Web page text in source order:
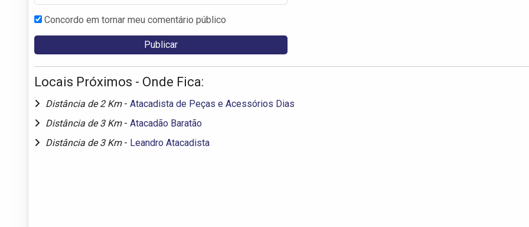
Concordo em tornar meu comentário público
Locais Próximos - Onde Fica:
Distância de 2 Km - Atacadista de Peças e Acessórios Dias
Distância de 3 Km - Atacadão Baratão
Distância de 3 Km - Leandro Atacadista